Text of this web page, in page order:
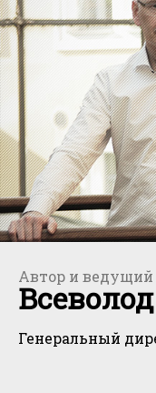
Автор и ведущий
Генеральный